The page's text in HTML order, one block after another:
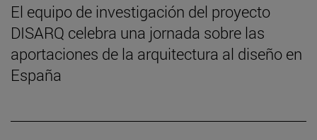
El equipo de investigación del proyecto
DISARQ celebra una jornada sobre las
aportaciones de la arquitectura al diseño en
España